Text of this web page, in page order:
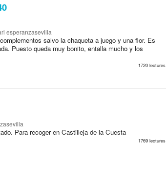
esperanzasevilla
salvo la chaqueta a juego y una flor. Es
Puesto queda muy bonito, entalla mucho y los
1720 lectures
Para recoger en Castilleja de la Cuesta
1769 lectures